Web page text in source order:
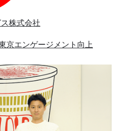
株式会社
京エンゲージメント向上